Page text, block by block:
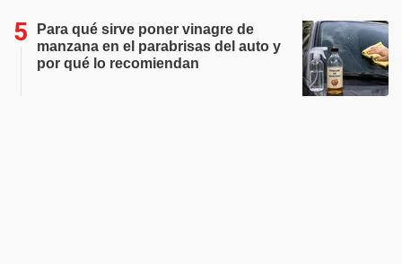
Para qué sirve poner vinagre de
manzana en el parabrisas del auto y
por qué lo recomiendan